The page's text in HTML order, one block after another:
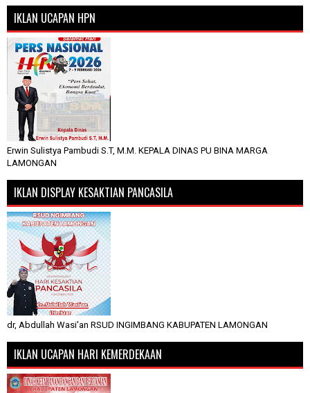
IKLAN UCAPAN HPN
Erwin Sulistya Pambudi S.T, M.M. KEPALA DINAS PU BINA MARGA
LAMONGAN
IKLAN DISPLAY KESAKTIAN PANCASILA
dr, Abdullah Wasi'an RSUD INGIMBANG KABUPATEN LAMONGAN
IKLAN UCAPAN HARI KEMERDEKAAN